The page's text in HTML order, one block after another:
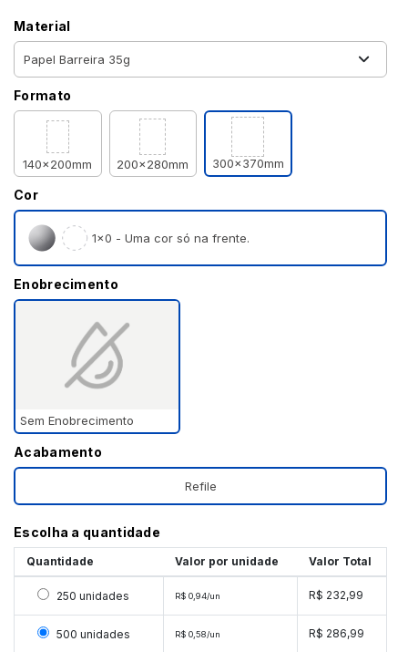
Material
Formato
140x200mm 200x280mm 300x370mm
Cor
1×0 - Uma cor só na frente.
Enobrecimento
Sem Enobrecimento
Acabamento
Refile
Escolha a quantidade
Quantidade Valor por unidade Valor Total
Selecionar 250 unidades
250 unidades R$ 0,94/un R$ 232,99
Selecionar 500 unidades
500 unidades R$ 0,58/un R$ 286,99